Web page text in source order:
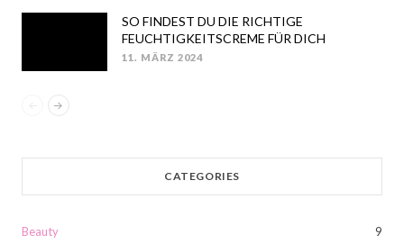
SO FINDEST DU DIE RICHTIGE
FEUCHTIGKEITSCREME FÜR DICH
POSTED
11. MÄRZ 2024
CATEGORIES
Beauty 9